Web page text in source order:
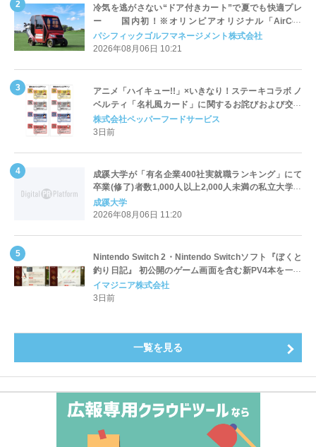
冷気を逃がさない“ドア付きカート”で夏でも快適プレ
ー 国内初！※オリンピアオリジナル「AirCon
Cart（エアコンカート）」導入 | ＰＧＭ
パシフィックゴルフマネージメント株式会社
2026年08月06日 10:21
アニメ「ハイキュー!!」×いきなり！ステーキコラボ ノ
ベルティ「名札風カード」に関するお詫びおよび交換
対応についてのご案内
株式会社ペッパーフードサービス
3日前
成蹊大学が「有名企業400社実就職ランキング」にて
卒業(修了)者数1,000人以上2,000人未満の私立大学で
全国第1位を獲得！～実就職率は26.5%（前年比＋
4.3pt）に伸長、東京の私立大学でも10位にランクイン
成蹊大学
2026年08月06日 11:20
Nintendo Switch 2・Nintendo Switchソフト『ぼくと
釣り日記』 初公開のゲーム画面を含む新PV4本を一挙
公開！
イマジニア株式会社
3日前
一覧を見る